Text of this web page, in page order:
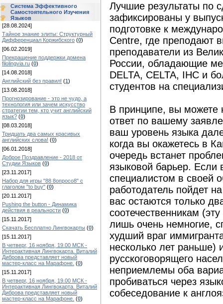
Система Эффективного
Самостоятельного Изучения
Языков
[28.08.2024]
Тайное знание элиты: Структурный
Дифференциал Коржибского (0)
[06.02.2019]
Прекращение поддержки домена
filolingvia.ru (0)
[14.08.2018]
Английский без правил! (1)
[13.08.2018]
Прогнозирование - это не чудо, а
технология или зачем искусство
стратегии тем, кто учит английский
язык? (0)
[08.03.2018]
Тридцать два самых красивых
английских слова! (0)
[06.01.2018]
Доброе Поздравление - 2018 от
Студии Языков (0)
[23.11.2017]
Набор для игры "88 8опросо8" с
глаголом "to buy" (0)
[20.11.2017]
Pushing the button - Динамика
действия в реальности (0)
[15.11.2017]
Скачать Бесплатно Лингвокарты (0)
[15.11.2017]
В четверг, 16 ноября, 19.00 МСК -
Интерактивная Лингвокарта. Виталий
Диброва представляет новый
мастер-класс на Марафоне. (0)
[15.11.2017]
В четверг, 16 ноября, 19.00 МСК -
Интерактивная Лингвокарта. Виталий
Диброва представляет новый
мастер-класс на Марафоне. (0)
Лучшие результаты по
зафиксированы у
подготовке к
Centre, где преподают
преподаватели из
России, обладающие
DELTA, CELTA, IHC и
студентов на
В принципе, вы можете
ответ по вашему
ваш уровень языка
когда вы окажетесь в
очередь встанет
языковой барьер.
специалистом в своей
работодатель пойдет
вас остаются только
соотечественникам
лишь очень немногие,
худший враг
несколько лет раньше)
русскоговорящего
неприемлемы оба
пробиваться через
собеседование к